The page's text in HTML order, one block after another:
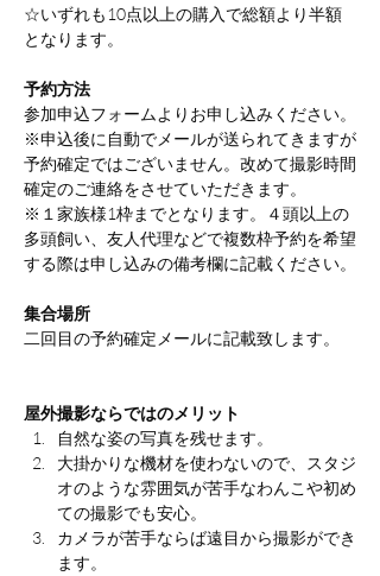
☆いずれも10点以上の購入で総額より半額
となります。
予約方法
参加申込フォームよりお申し込みください。
※申込後に自動でメールが送られてきますが
予約確定ではございません。改めて撮影時間
確定のご連絡をさせていただきます。
※１家族様1枠までとなります。４頭以上の
多頭飼い、友人代理などで複数枠予約を希望
する際は申し込みの備考欄に記載ください。
集合場所
二回目の予約確定メールに記載致します。
屋外撮影ならではのメリット
自然な姿の写真を残せます。
大掛かりな機材を使わないので、スタジ
オのような雰囲気が苦手なわんこや初め
ての撮影でも安心。
カメラが苦手ならば遠目から撮影ができ
ます。